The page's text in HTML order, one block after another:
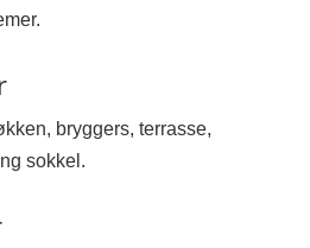
bryggers, terrasse,
sokkel.